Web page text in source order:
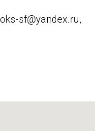
sf@yandex.ru,